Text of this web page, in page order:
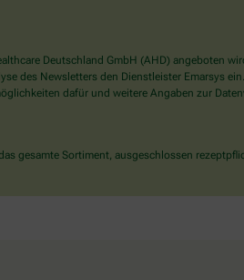
Deutschland GmbH (AHD) angeboten
des Newsletters den Dienstleister Emarsys
dafür und weitere Angaben zur
gesamte Sortiment, ausgeschlossen